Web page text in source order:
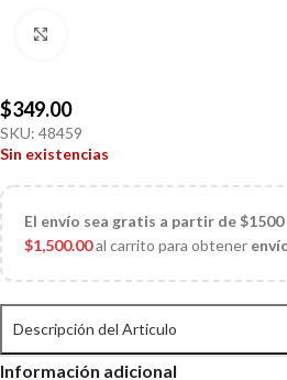
$349.00
SKU: 48459
Sin existencias
El envío sea gratis a partir de $1500
$1,500.00al carrito para obtener
Descripción del Articulo
Información adicional